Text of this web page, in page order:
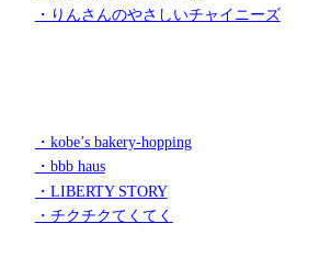
・りんさんのやさしいチャイニーズ
・kobe’s bakery-hopping
・bbb haus
・LIBERTY STORY
・チクチクてくてく